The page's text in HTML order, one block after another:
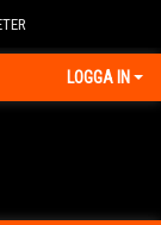
LOGGA IN